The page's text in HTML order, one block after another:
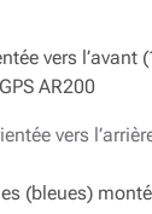
vers l’avant
AR200
vers
(bleues)